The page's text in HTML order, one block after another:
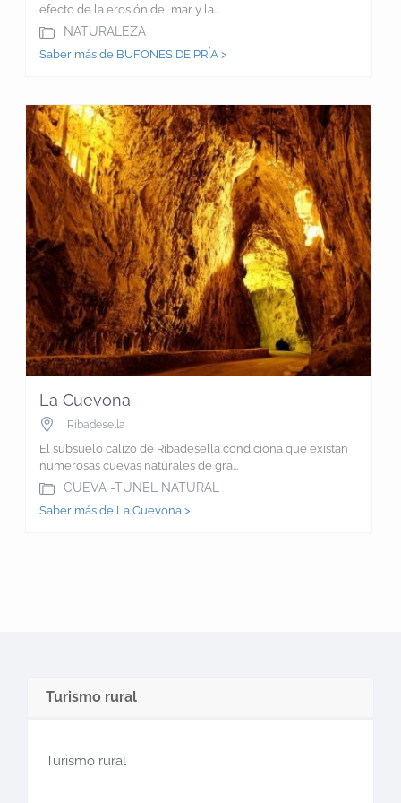
efecto de la erosión del mar y la...
NATURALEZA
Saber más de BUFONES DE PRÍA >
La Cuevona
Ribadesella
El subsuelo calizo de Ribadesella condiciona que existan
numerosas cuevas naturales de gra...
CUEVA -TUNEL NATURAL
Saber más de La Cuevona >
Turismo rural
Turismo rural